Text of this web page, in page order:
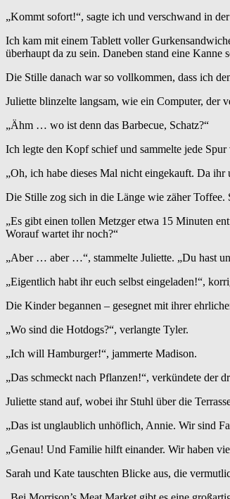
„Kommt sofort!“, sagte ich und verschwand in
Ich kam mit einem Tablett voller
überhaupt da zu sein. Daneben stand eine
Die Stille danach war so vollkommen, dass ich
Juliette blinzelte langsam, wie ein Computer, der
„Ähm … wo ist denn das Barbecue, Schatz?“
Ich legte den Kopf schief und sammelte jede
„Oh, ich habe dieses Mal nicht eingekauft. Da
Die Stille zog sich in die Länge wie zäher Toffee.
„Es gibt einen tollen Metzger etwa 15 Minuten
Worauf wartet ihr noch?“
„Aber … aber …“, stammelte Juliette. „Du hast
„Eigentlich habt ihr euch selbst eingeladen!“,
Die Kinder begannen – gesegnet mit ihrer
„Wo sind die Hotdogs?“, verlangte Tyler.
„Ich will Hamburger!“, jammerte Madison.
„Das schmeckt nach Pflanzen!“, verkündete der
Juliette stand auf, wobei ihr Stuhl über die
„Das ist unglaublich unhöflich, Annie. Wir sind
„Genau! Und Familie hilft einander. Wir haben
Sarah und Kate tauschten Blicke aus, die